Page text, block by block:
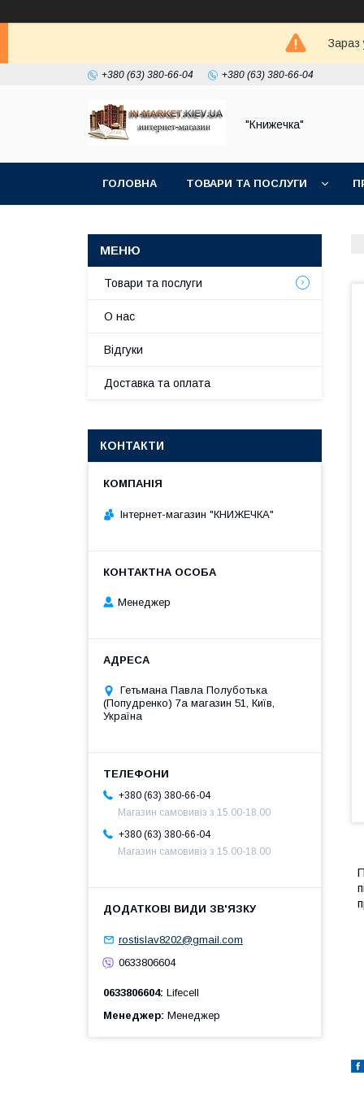
Зараз
+380 (63) 380-66-04 +380 (63) 380-66-04
"Книжечка"
ГОЛОВНА ТОВАРИ ТА ПОСЛУГИ
Товари та послуги
О нас
Відгуки
Доставка та оплата
КОНТАКТИ
Інтернет-магазин "КНИЖЕЧКА"
Менеджер
Гетьмана Павла Полуботька
(Попудренко) 7а магазин 51, Київ,
Україна
+380 (63) 380-66-04
Магазин самовивіз з 15.00-18.00
+380 (63) 380-66-04
Магазин самовивіз з 15.00-18.00
rostislav8202@gmail.com
0633806604
0633806604 Lifecell
Менеджер Менеджер